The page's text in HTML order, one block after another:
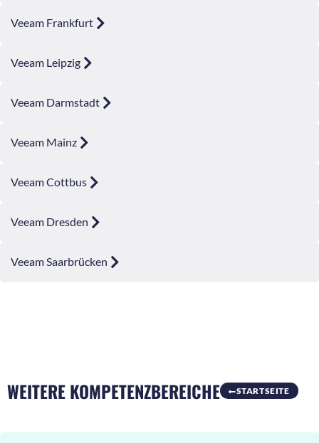
Veeam Frankfurt
Veeam Leipzig
Veeam Darmstadt
Veeam Mainz
Veeam Cottbus
Veeam Dresden
Veeam Saarbrücken
WEITERE KOMPETENZBEREICHE STARTSEITE